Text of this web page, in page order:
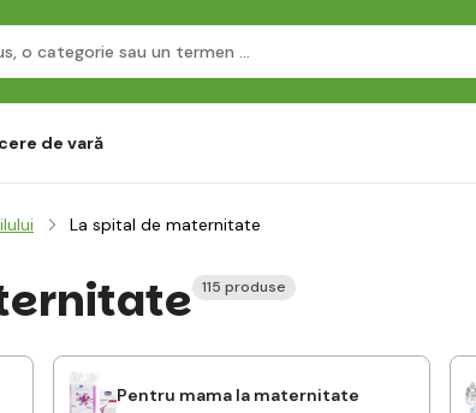
de vară
La spital de maternitate
115 produse
Pentru mama la maternitate